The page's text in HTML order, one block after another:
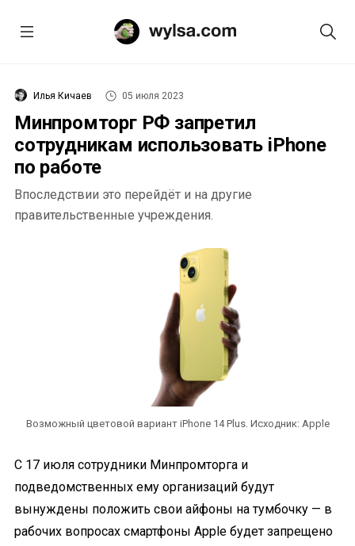
Илья Кичаев 05 июля 2023
Минпромторг РФ запретил
сотрудникам использовать iPhone
по работе
Впоследствии это перейдёт и на другие
правительственные учреждения.
Возможный цветовой вариант iPhone 14 Plus. Исходник: Apple
С 17 июля сотрудники Минпромторга и
подведомственных ему организаций будут
вынуждены положить свои айфоны на тумбочку — в
рабочих вопросах смартфоны Apple будет запрещено